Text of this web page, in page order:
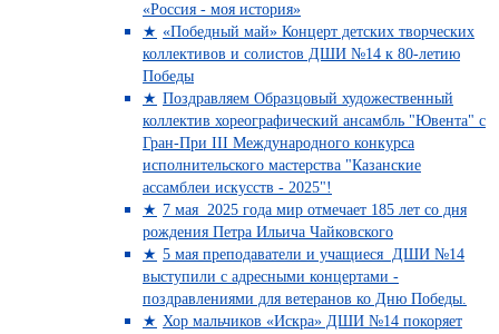
«Россия - моя история»
«Победный май» Концерт детских творческих
коллективов и солистов ДШИ №14 к 80-летию
Победы
Поздравляем Образцовый художественный
коллектив хореографический ансамбль "Ювента" с
Гран-При III Международного конкурса
исполнительского мастерства "Казанские
ассамблеи искусств - 2025"!
7 мая 2025 года мир отмечает 185 лет со дня
рождения Петра Ильича Чайковского
5 мая преподаватели и учащиеся ДШИ №14
выступили с адресными концертами -
поздравлениями для ветеранов ко Дню Победы.
Хор мальчиков «Искра» ДШИ №14 покоряет